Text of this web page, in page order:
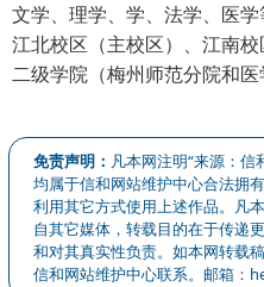
文学、理学、学、法学、医
江北校区（主校区）、江南
二级学院（梅州师范分院和医
免责声明： 凡本网注明“来源：
均属于信和网站维护中心合法拥
利用其它方式使用上述作品。凡
自其它媒体，转载目的在于传递
和对其真实性负责。如本网转载
信和网站维护中心联系。邮箱：